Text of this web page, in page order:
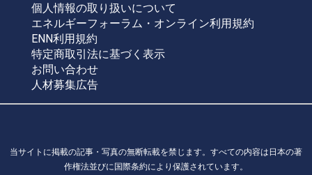
個人情報の取り扱いについて
エネルギーフォーラム・オンライン利用規約
ENN利用規約
特定商取引法に基づく表示
お問い合わせ
人材募集広告
当サイトに掲載の記事・写真の無断転載を禁じます。すべての内容は日本の著
作権法並びに国際条約により保護されています。